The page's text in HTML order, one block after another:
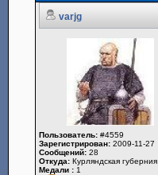
varjg
Пользователь: #4559
Зарегистрирован: 2009-11-27
Сообщений: 28
Откуда: Курляндская губерния
Медали : 1